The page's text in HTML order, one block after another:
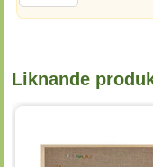
Liknande